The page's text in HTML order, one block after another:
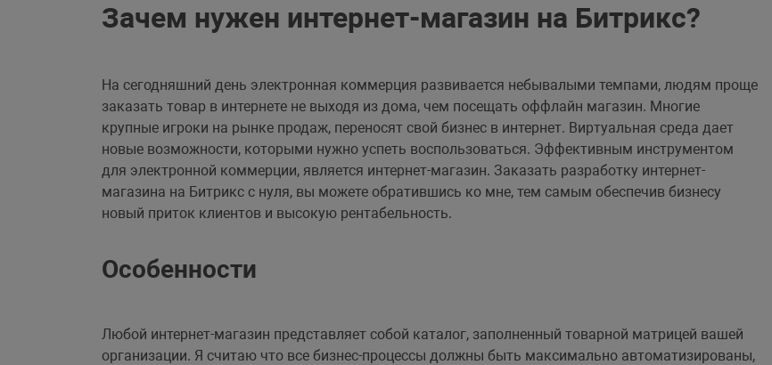
Зачем нужен интернет-магазин на Битрикс?
На сегодняшний день электронная коммерция развивается небывалыми темпами, людям проще
заказать товар в интернете не выходя из дома, чем посещать оффлайн магазин. Многие
крупные игроки на рынке продаж, переносят свой бизнес в интернет. Виртуальная среда дает
новые возможности, которыми нужно успеть воспользоваться. Эффективным инструментом
для электронной коммерции, является интернет-магазин. Заказать разработку интернет-
магазина на Битрикс с нуля, вы можете обратившись ко мне, тем самым обеспечив бизнесу
новый приток клиентов и высокую рентабельность.
Особенности
Любой интернет-магазин представляет собой каталог, заполненный товарной матрицей вашей
организации. Я считаю что все бизнес-процессы должны быть максимально автоматизированы,